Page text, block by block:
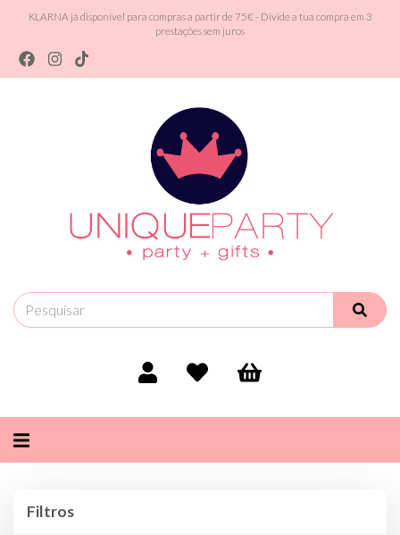
KLARNA já disponível para compras a partir de 75€ - Divide a tua compra em 3
prestações sem juros
Alternar
Filtros